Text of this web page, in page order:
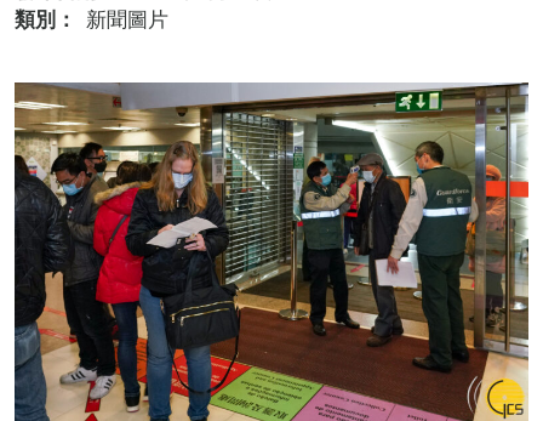
類別：
新聞圖片